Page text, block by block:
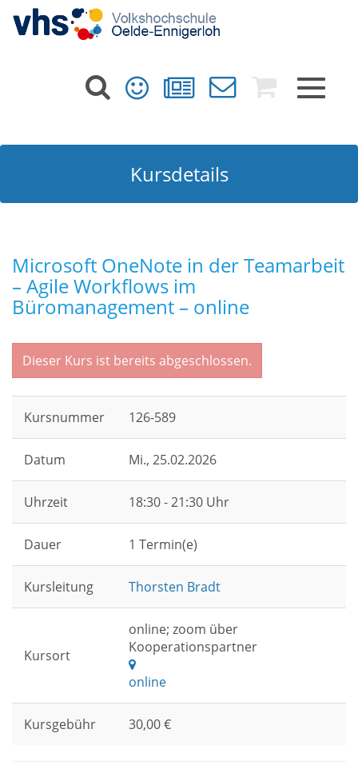
Toggle
Kursdetails
Microsoft OneNote in der Teamarbeit
– Agile Workflows im
Büromanagement – online
Dieser Kurs ist bereits abgeschlossen.
Kursnummer 126-589
Datum Mi., 25.02.2026
Uhrzeit 18:30 - 21:30 Uhr
Dauer 1 Termin(e)
Kursleitung Thorsten Bradt
Kursort
online; zoom über
Kooperationspartner
online
Kursgebühr 30,00 €